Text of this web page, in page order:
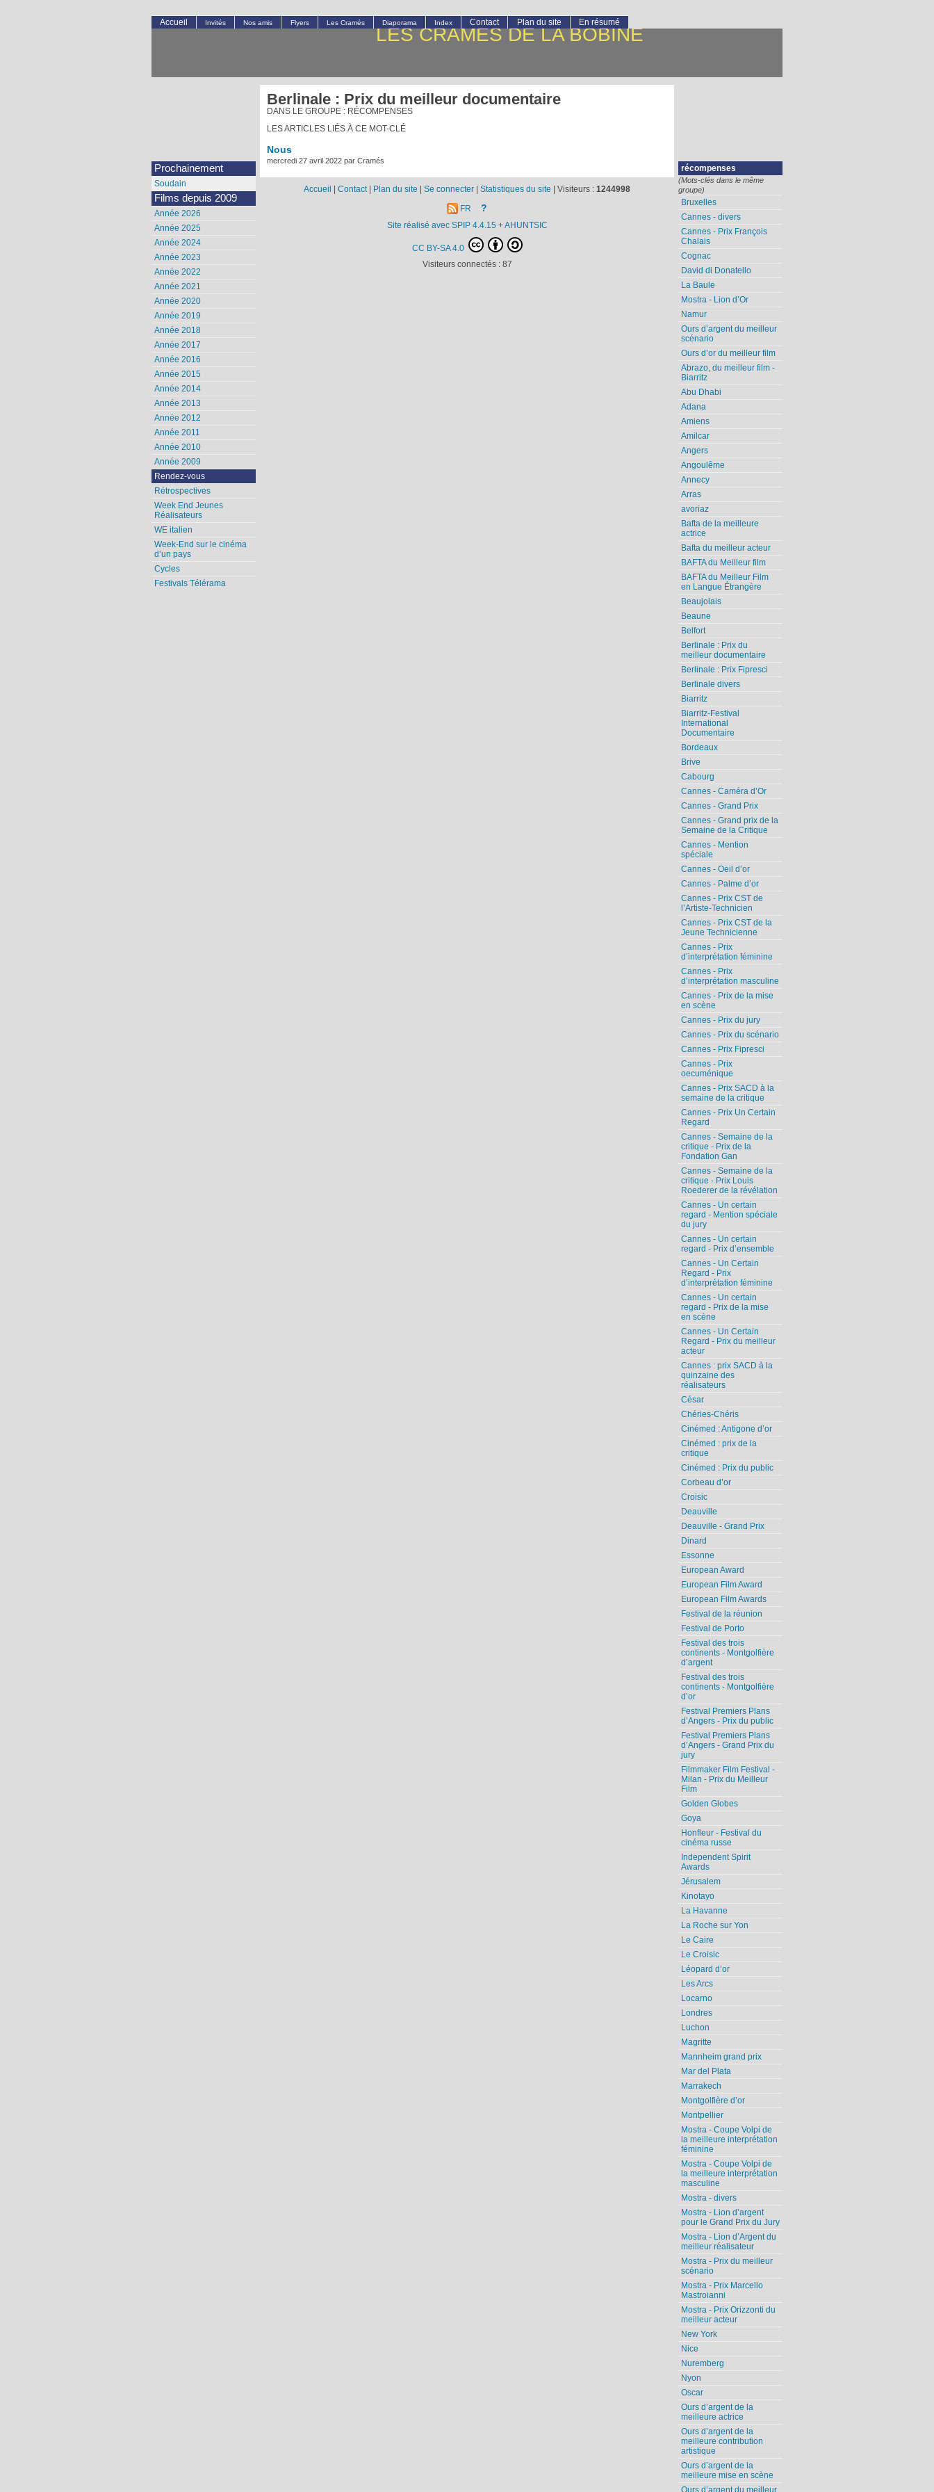
LES CRAMÉS DE LA BOBINE
Berlinale : Prix du meilleur documentaire
DANS LE GROUPE : RÉCOMPENSES
LES ARTICLES LIÉS À CE MOT-CLÉ
Nous
mercredi 27 avril 2022 par Cramés
récompenses
(Mots-clés dans le même
groupe)
Bruxelles
Cannes - divers
Cannes - Prix François
Chalais
Cognac
David di Donatello
La Baule
Mostra - Lion d’Or
Namur
Ours d’argent du meilleur
scénario
Ours d’or du meilleur film
Abrazo, du meilleur film -
Biarritz
Abu Dhabi
Adana
Amiens
Amilcar
Angers
Angoulême
Annecy
Arras
avoriaz
Bafta de la meilleure
actrice
Bafta du meilleur acteur
BAFTA du Meilleur film
BAFTA du Meilleur Film
en Langue Étrangère
Beaujolais
Beaune
Belfort
Berlinale : Prix du
meilleur documentaire
Berlinale : Prix Fipresci
Berlinale divers
Biarritz
Biarritz-Festival
International
Documentaire
Bordeaux
Brive
Cabourg
Cannes - Caméra d’Or
Cannes - Grand Prix
Cannes - Grand prix de la
Semaine de la Critique
Cannes - Mention
spéciale
Cannes - Oeil d’or
Cannes - Palme d’or
Cannes - Prix CST de
l’Artiste-Technicien
Cannes - Prix CST de la
Jeune Technicienne
Cannes - Prix
d’interprétation féminine
Cannes - Prix
d’interprétation masculine
Cannes - Prix de la mise
en scène
Cannes - Prix du jury
Cannes - Prix du scénario
Cannes - Prix Fipresci
Cannes - Prix
oecuménique
Cannes - Prix SACD à la
semaine de la critique
Cannes - Prix Un Certain
Regard
Cannes - Semaine de la
critique - Prix de la
Fondation Gan
Cannes - Semaine de la
critique - Prix Louis
Roederer de la révélation
Cannes - Un certain
regard - Mention spéciale
du jury
Cannes - Un certain
regard - Prix d’ensemble
Cannes - Un Certain
Regard - Prix
d’interprétation féminine
Cannes - Un certain
regard - Prix de la mise
en scène
Cannes - Un Certain
Regard - Prix du meilleur
acteur
Cannes : prix SACD à la
quinzaine des
réalisateurs
César
Chéries-Chéris
Cinémed : Antigone d’or
Cinémed : prix de la
critique
Cinémed : Prix du public
Corbeau d’or
Croisic
Deauville
Deauville - Grand Prix
Dinard
Essonne
European Award
European Film Award
European Film Awards
Festival de la réunion
Festival de Porto
Festival des trois
continents - Montgolfière
d’argent
Festival des trois
continents - Montgolfière
d’or
Festival Premiers Plans
d’Angers - Prix du public
Festival Premiers Plans
d’Angers - Grand Prix du
jury
Filmmaker Film Festival -
Milan - Prix du Meilleur
Film
Golden Globes
Goya
Honfleur - Festival du
cinéma russe
Independent Spirit
Awards
Jérusalem
Kinotayo
La Havanne
La Roche sur Yon
Le Caire
Le Croisic
Léopard d’or
Les Arcs
Locarno
Londres
Luchon
Magritte
Mannheim grand prix
Mar del Plata
Marrakech
Montgolfière d’or
Montpellier
Mostra - Coupe Volpi de
la meilleure interprétation
féminine
Mostra - Coupe Volpi de
la meilleure interprétation
masculine
Mostra - divers
Mostra - Lion d’argent
pour le Grand Prix du Jury
Mostra - Lion d’Argent du
meilleur réalisateur
Mostra - Prix du meilleur
scénario
Mostra - Prix Marcello
Mastroianni
Mostra - Prix Orizzonti du
meilleur acteur
New York
Nice
Nuremberg
Nyon
Oscar
Ours d’argent de la
meilleure actrice
Ours d’argent de la
meilleure contribution
artistique
Ours d’argent de la
meilleure mise en scène
Accueil Invités Nos amis Flyers Les Cramés Diaporama Index Contact Plan du site En résumé
Prochainement
Soudain
Films depuis 2009
Année 2026
Année 2025
Année 2024
Année 2023
Année 2022
Année 2021
Année 2020
Année 2019
Année 2018
Année 2017
Année 2016
Année 2015
Année 2014
Année 2013
Année 2012
Année 2011
Année 2010
Année 2009
Rendez-vous
Rétrospectives
Week End Jeunes
Réalisateurs
WE italien
Week-End sur le cinéma
d’un pays
Cycles
Festivals Télérama
Accueil | Contact | Plan du site | Se connecter | Statistiques du site | Visiteurs : 1244998
FR ?
Site réalisé avec SPIP 4.4.15 +AHUNTSIC
CC BY-SA 4.0
Visiteurs connectés : 87